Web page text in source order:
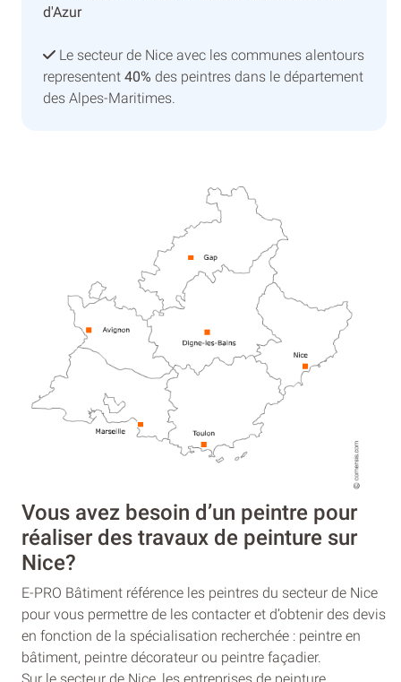
d'Azur
Le secteur de Nice avec les communes alentours
representent 40% des peintres dans le département
des Alpes-Maritimes.
Vous avez besoin d’un peintre pour
réaliser des travaux de peinture sur
Nice?
E-PRO Bâtiment référence les peintres du secteur de Nice
pour vous permettre de les contacter et d’obtenir des devis
en fonction de la spécialisation recherchée : peintre en
bâtiment, peintre décorateur ou peintre façadier.
Sur le secteur de Nice, les entreprises de peinture